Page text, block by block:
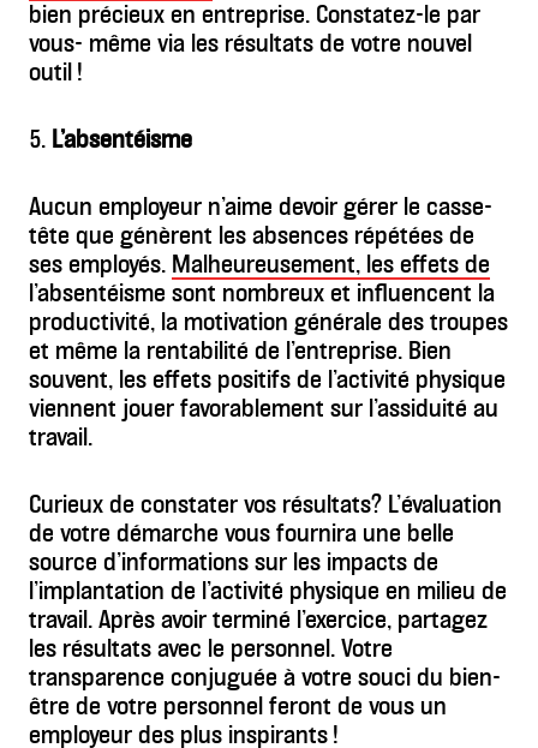
bien précieux en entreprise. Constatez-le par
vous- même via les résultats de votre nouvel
outil !
5. L’absentéisme
Aucun employeur n’aime devoir gérer le casse-
tête que génèrent les absences répétées de
ses employés. Malheureusement, les effets de
l’absentéisme sont nombreux et influencent la
productivité, la motivation générale des troupes
et même la rentabilité de l’entreprise. Bien
souvent, les effets positifs de l’activité physique
viennent jouer favorablement sur l’assiduité au
travail.
Curieux de constater vos résultats? L’évaluation
de votre démarche vous fournira une belle
source d’informations sur les impacts de
l’implantation de l’activité physique en milieu de
travail. Après avoir terminé l’exercice, partagez
les résultats avec le personnel. Votre
transparence conjuguée à votre souci du bien-
être de votre personnel feront de vous un
employeur des plus inspirants !